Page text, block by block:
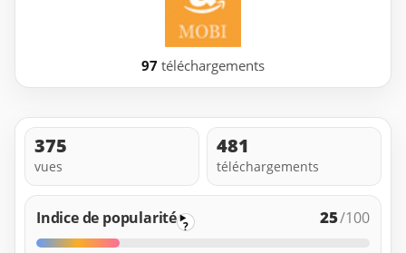
97 téléchargements
375
vues
481
téléchargements
Indice de popularité ? 25/100